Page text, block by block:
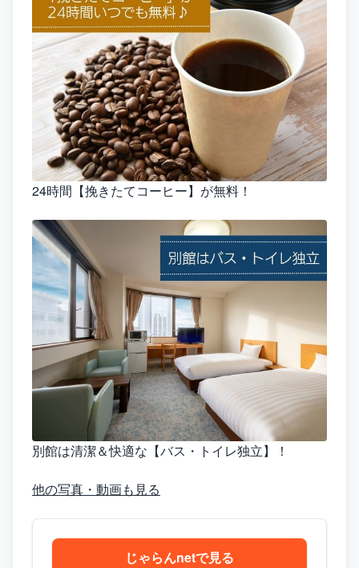
24時間【挽きたてコーヒー】が無料！
別館は清潔＆快適な【バス・トイレ独立】！
他の写真・動画も見る
じゃらんnetで見る